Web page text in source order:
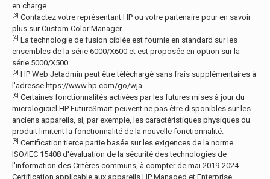
en charge.
[3] Contactez votre représentant HP ou votre partenaire pour en savoir
plus sur Custom Color Manager.
[4] La technologie de fusion ciblée est fournie en standard sur les
ensembles de la série 6000/X600 et est proposée en option sur la
série 5000/X500.
[5] HP Web Jetadmin peut être téléchargé sans frais supplémentaires à
l'adresse htps://www.hp.com/go/wja .
[6] Certaines fonctionnalités activées par les futures mises à jour du
micrologiciel HP FutureSmart peuvent ne pas être disponibles sur les
anciens appareils, si, par exemple, les caractéristiques physiques du
produit limitent la fonctionnalité de la nouvelle fonctionnalité.
[8] Certification tierce partie basée sur les exigences de la norme
ISO/IEC 15408 d'évaluation de la sécurité des technologies de
l'information des Critères communs, à compter de mai 2019-2024.
Certification applicable aux appareils HP Managed et Enterprise